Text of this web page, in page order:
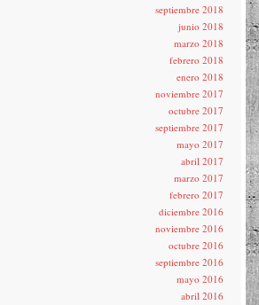
septiembre 2018
junio 2018
marzo 2018
febrero 2018
enero 2018
noviembre 2017
octubre 2017
septiembre 2017
mayo 2017
abril 2017
marzo 2017
febrero 2017
diciembre 2016
noviembre 2016
octubre 2016
septiembre 2016
mayo 2016
abril 2016